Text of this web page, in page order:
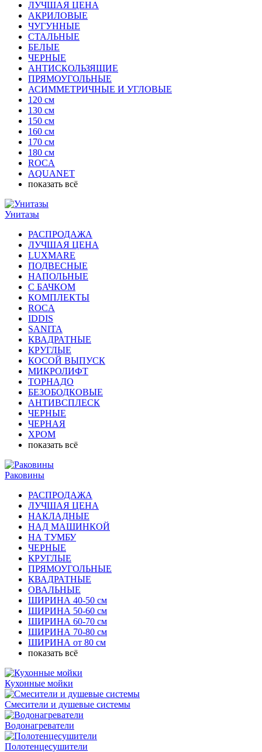
ЛУЧШАЯ ЦЕНА
АКРИЛОВЫЕ
ЧУГУННЫЕ
СТАЛЬНЫЕ
БЕЛЫЕ
ЧЕРНЫЕ
АНТИСКОЛЬЗЯЩИЕ
ПРЯМОУГОЛЬНЫЕ
АСИММЕТРИЧНЫЕ И УГЛОВЫЕ
120 см
130 см
150 см
160 см
170 см
180 см
ROCA
AQUANET
показать всё
Унитазы
РАСПРОДАЖА
ЛУЧШАЯ ЦЕНА
LUXMARE
ПОДВЕСНЫЕ
НАПОЛЬНЫЕ
С БАЧКОМ
КОМПЛЕКТЫ
ROCA
IDDIS
SANITA
КВАДРАТНЫЕ
КРУГЛЫЕ
КОСОЙ ВЫПУСК
МИКРОЛИФТ
ТОРНАДО
БЕЗОБОДКОВЫЕ
АНТИВСПЛЕСК
ЧЕРНЫЕ
ЧЕРНАЯ
ХРОМ
показать всё
Раковины
РАСПРОДАЖА
ЛУЧШАЯ ЦЕНА
НАКЛАДНЫЕ
НАД МАШИНКОЙ
НА ТУМБУ
ЧЕРНЫЕ
КРУГЛЫЕ
ПРЯМОУГОЛЬНЫЕ
КВАДРАТНЫЕ
ОВАЛЬНЫЕ
ШИРИНА 40-50 см
ШИРИНА 50-60 см
ШИРИНА 60-70 см
ШИРИНА 70-80 см
ШИРИНА от 80 см
показать всё
Кухонные мойки
Смесители и душевые системы
Водонагреватели
Полотенцесушители